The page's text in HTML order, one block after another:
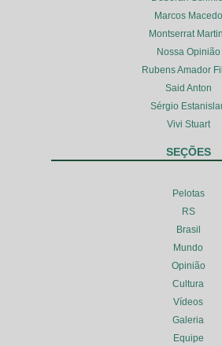
Marcos Macedo
Montserrat
Nossa Opinião
Rubens Amador
Said Anton
Sérgio
Vivi Stuart
SEÇÕES
Pelotas
RS
Brasil
Mundo
Opinião
Cultura
Vídeos
Galeria
Equipe